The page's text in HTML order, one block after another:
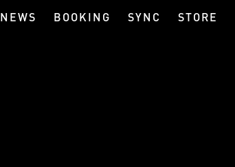
NEWS BOOKING SYNC STORE